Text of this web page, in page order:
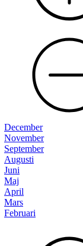
December
November
September
Augusti
Juni
Maj
April
Mars
Februari